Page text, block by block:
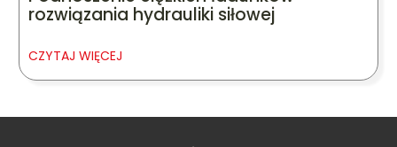
rozwiązania hydrauliki siłowej
CZYTAJ WIĘCEJ